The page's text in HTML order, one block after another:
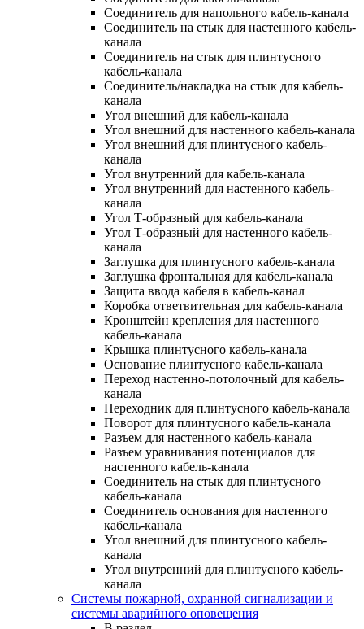
Соединитель для напольного кабель-канала
Соединитель на стык для настенного кабель-
канала
Соединитель на стык для плинтусного
кабель-канала
Соединитель/накладка на стык для кабель-
канала
Угол внешний для кабель-канала
Угол внешний для настенного кабель-канала
Угол внешний для плинтусного кабель-
канала
Угол внутренний для кабель-канала
Угол внутренний для настенного кабель-
канала
Угол Т-образный для кабель-канала
Угол Т-образный для настенного кабель-
канала
Заглушка для плинтусного кабель-канала
Заглушка фронтальная для кабель-канала
Защита ввода кабеля в кабель-канал
Коробка ответвительная для кабель-канала
Кронштейн крепления для настенного
кабель-канала
Крышка плинтусного кабель-канала
Основание плинтусного кабель-канала
Переход настенно-потолочный для кабель-
канала
Переходник для плинтусного кабель-канала
Поворот для плинтусного кабель-канала
Разъем для настенного кабель-канала
Разъем уравнивания потенциалов для
настенного кабель-канала
Соединитель на стык для плинтусного
кабель-канала
Соединитель основания для настенного
кабель-канала
Угол внешний для плинтусного кабель-
канала
Угол внутренний для плинтусного кабель-
канала
Системы пожарной, охранной сигнализации и
системы аварийного оповещения